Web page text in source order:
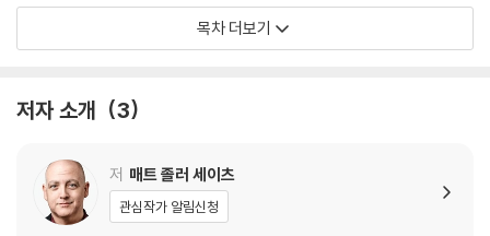
웨스 앤더슨 스타일 : 밀레나 카노네로 인터뷰
장소와 사람과 이야기 : 〈그랜드 부다페스트 호텔〉의 음악 by 올리비아 콜
친밀한 소리 : 알렉상드르 데스플라 인터뷰
드넓은 무대 : 〈그랜드 부다페스트 호텔〉의 프로덕션 디자인 by 스티븐 분
기차를 계속 달리게 하기 : 아담 슈토크하우젠 인터뷰
목차 더보기
저자 소개 3
저 매트 졸러 세이츠
관심작가 알림신청